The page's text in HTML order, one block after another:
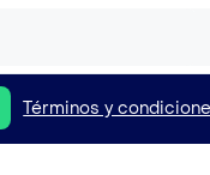
Términos y